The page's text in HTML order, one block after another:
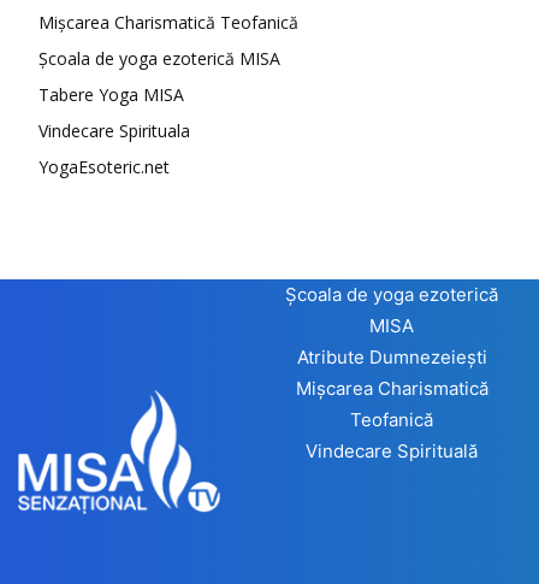
Mișcarea Charismatică Teofanică
Școala de yoga ezoterică MISA
Tabere Yoga MISA
Vindecare Spirituala
YogaEsoteric.net
Școala de yoga ezoterică
MISA
Atribute Dumnezeiești
Mișcarea Charismatică
Teofanică
Vindecare Spirituală